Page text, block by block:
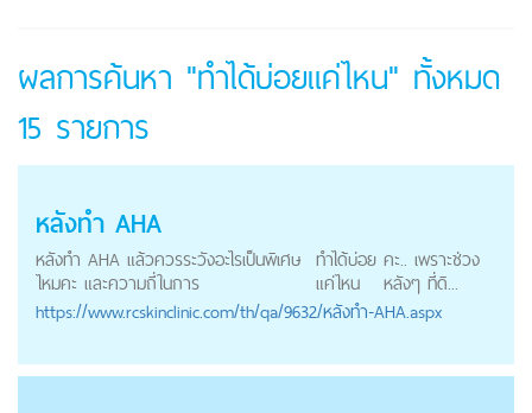
ผลการค้นหา "ทำได้บ่อยแค่ไหน" ทั้งหมด
15 รายการ
หลังทำ AHA
หลังทำ AHA แล้วควรระวังอะไรเป็นพิเศษ
ไหมคะ และความถี่ในการ
ทำได้บ่อย
แค่ไหน
คะ.. เพราะช่วง
หลังๆ ที่ดิ...
https://www.rcskinclinic.com/th/qa/9632/หลังทำ-AHA.aspx